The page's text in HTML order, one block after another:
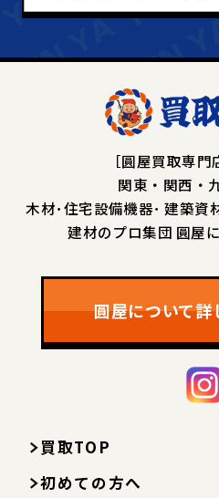
［圓屋買取専門
関東・関西・
木材･住宅設備機器･ 建築資
建材のプロ集団 圓屋
圓屋について
買取TOP
初めての方へ